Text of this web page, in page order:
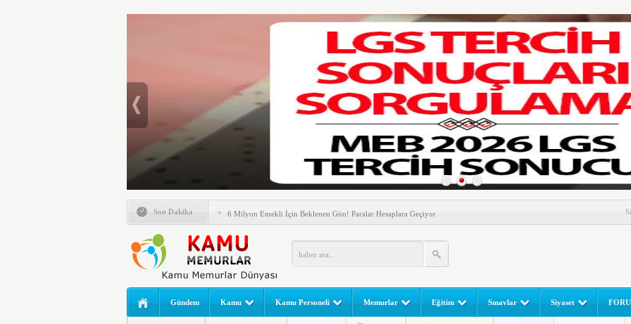
Son Dakika
Emlak Vergisinde Yeni Dönem! Ev Sahipleri Dikkat
6 Milyon Emekli İçin Beklenen Gün! Paralar Hesaplara Geçiyor
LGS Nakil Başvurusu Nasıl Yapılır? e-Okul Adım Adım Rehber (2026)
MEB LGS 2026 SONUÇ SORGULAMA EKRANI! LGS Sınav Sonuçları MEB Tarafından
Açıklandı! Liselere Geçiş Sınavı (LGS) (meb.gov.tr) Sonuç Sorgulama Ekranı
2026 Yılı Norm Güncellemeleri Başladı! Öğretmenler Nelere Dikkat Etmeli?
Gündem Kamu Kamu Personeli Memurlar Eğitim Sınavlar Siyaset